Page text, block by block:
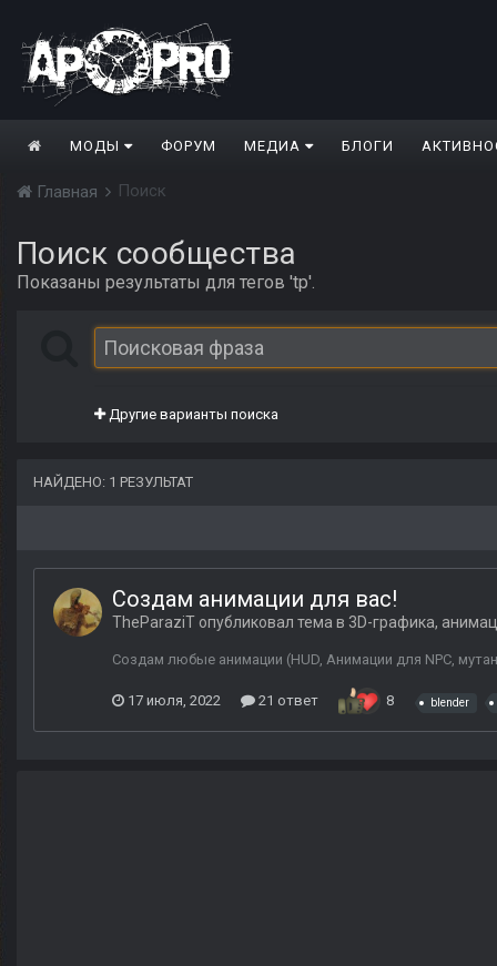
МОДЫ ФОРУМ МЕДИА БЛОГИ
Главная Поиск
Поиск сообщества
Показаны результаты для тегов 'tp'.
Другие варианты поиска
НАЙДЕНО: 1 РЕЗУЛЬТАТ
Создам анимации для вас!
TheParaziT опубликовал тема в 3D-графика,
Создам любые анимации (HUD, Анимации для NPC,
17 июля, 2022 21 ответ 8 blender